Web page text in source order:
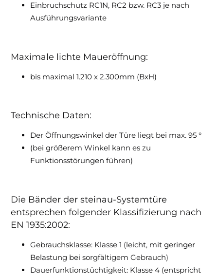
Einbruchschutz RC1N, RC2 bzw. RC3 je nach
Ausführungsvariante
Maximale lichte Maueröffnung:
bis maximal 1.210 x 2.300mm (BxH)
Technische Daten:
Der Öffnungswinkel der Türe liegt bei max. 95 °
(bei größerem Winkel kann es zu
Funktionsstörungen führen)
Die Bänder der steinau-Systemtüre
entsprechen folgender Klassifizierung nach
EN 1935:2002:
Gebrauchsklasse: Klasse 1 (leicht, mit geringer
Belastung bei sorgfältigem Gebrauch)
Dauerfunktionstüchtigkeit: Klasse 4 (entspricht